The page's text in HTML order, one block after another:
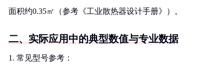
面积约0.35㎡（参考《工业散热器设计手册》）。
二、实际应用中的典型数值与专业数据
1. 常见型号参考：